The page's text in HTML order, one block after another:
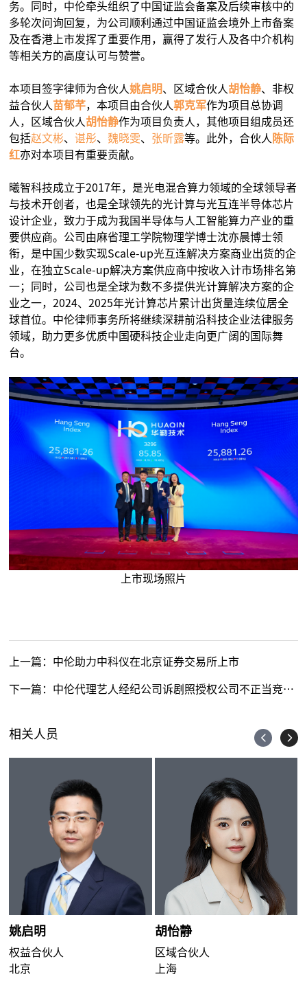
务。同时，中伦牵头组织了中国证监会备案及后续审核中的
多轮次问询回复，为公司顺利通过中国证监会境外上市备案
及在香港上市发挥了重要作用，赢得了发行人及各中介机构
等相关方的高度认可与赞誉。
本项目签字律师为合伙人姚启明、区域合伙人 胡怡静、非权
益合伙人 苗郁芊，本项目由合伙人郭克军作为项目总协调
人，区域合伙人 胡怡静作为项目负责人，其他项目组成员还
包括赵文彬、谌彤、 魏晓雯、 张昕露等。此外，合伙人 陈际
红亦对本项目有重要贡献。
曦智科技成立于2017年，是光电混合算力领域的全球领导者
与技术开创者，也是全球领先的光计算与光互连半导体芯片
设计企业，致力于成为我国半导体与人工智能算力产业的重
要供应商。公司由麻省理工学院物理学博士沈亦晨博士领
衔，是中国少数实现Scale-up光互连解决方案商业出货的企
业，在独立Scale-up解决方案供应商中按收入计市场排名第
一；同时，公司也是全球为数不多提供光计算解决方案的企
业之一，2024、2025年光计算芯片累计出货量连续位居全
球首位。中伦律师事务所将继续深耕前沿科技企业法律服务
领域，助力更多优质中国硬科技企业走向更广阔的国际舞
台。
上市现场照片
上一篇： 中伦助力中科仪在北京证券交易所上市
下一篇： 中伦代理艺人经纪公司诉剧照授权公司不正当竞争标杆案件获赔百万
相关人员
姚启明
权益合伙人
北京
胡怡静
区域合伙人
上海